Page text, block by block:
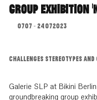
GROUP EXHIBITION
07.07. - 24.07.2023
CHALLENGES STEREOTYPES
Galerie SLP at Bikini
groundbreaking group